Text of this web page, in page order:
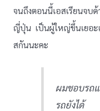
จนถึงตอนนี้เอสเรียนจบด้
ญี่ปุ่น เป็นผู้ใหญ่ขึ้นเยอะ
สกันนะคะ
ผมชอบรถ
รถยังได้